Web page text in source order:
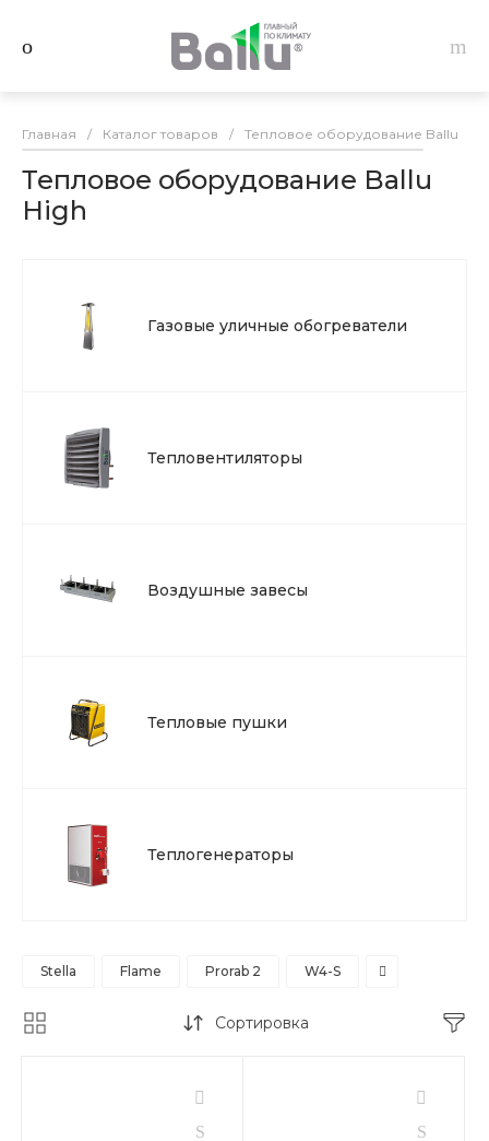
Главная / Каталог товаров / Тепловое оборудование Ballu
Тепловое оборудование Ballu
High
Газовые уличные обогреватели
Тепловентиляторы
Воздушные завесы
Тепловые пушки
Теплогенераторы
Stella Flame Prorab 2 W4-S
Сортировка